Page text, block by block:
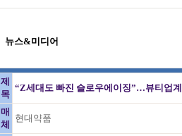
뉴스&미디어
제
목
“Z세대도 빠진 슬로우에이징”…뷰티업
매
체
현대약품